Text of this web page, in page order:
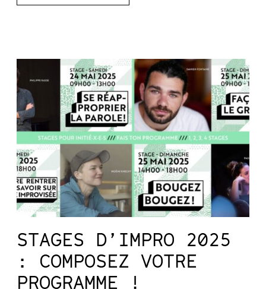
STAGES D’IMPRO 2025
: COMPOSEZ VOTRE
PROGRAMME !